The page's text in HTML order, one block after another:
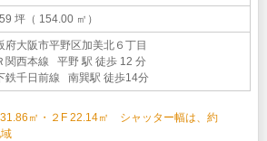
坪（ 154.00 ㎡）
府大阪市平野区加美北６丁目
関西本線 平野 駅 徒歩 12 分
鉄千日前線 南巽駅 徒歩14分
㎡・２F 22.14㎡ シャッター幅は、約